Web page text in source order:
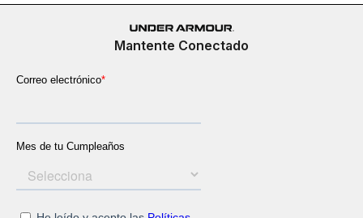
Mantente Conectado